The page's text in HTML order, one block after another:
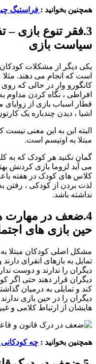
همچنین بخوانید : فراستیگ
3.فقر تنوع بازی
سیاست بازی
یکی دیگر از مشکلات کودکان
است که انجام می دهند.
کانگورو وار در حالی که
افراطی ، نگاه کردن
قطار اسباب بازی از
اشیا ، دیدن چندباره یک
البته این به این معنی
مبتلا به اوتیسم است.
گمان نکنید هر کودک که به
می آید لزوما بازی کردنش
کلاس های کودک در هفته
لذت بردن از کودکی ، رفتن
نداشته باشد.
4.ضعف در مهارت
حین بازی های
مشکل اصلی کودکان مبتلا
تمایل به بازهای انفرای
دیگران را ندارند و دوست
دیگران قرار دهند حتی اگر
کند و تمایلی به درمیان
دیگران را در حین بازی
هایشان از ارتباط کلامی و
همچنین بخوانید : چه کودکانی